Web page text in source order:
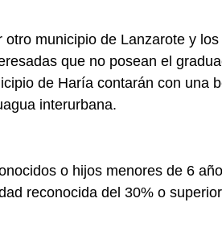
municipio de Lanzarote y
que no posean el
de Haría contarán con una
interurbana.
o hijos menores de 6
reconocida del 30% o